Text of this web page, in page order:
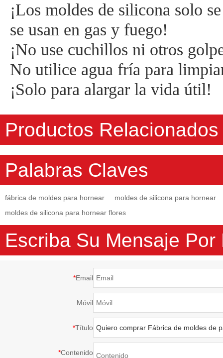
¡Los moldes de silicona solo
se usan en gas y fuego!
¡No use cuchillos ni otros
No utilice agua fría para
¡Solo para alargar la vida útil!
Productos Relacionados
Palabras Claves
fábrica de moldes para hornear
moldes de silicona para hornear
moldes de silicona para hornear flores
Escriba Su Mensaje Por
*Email
Móvil
*Título
*Contenido